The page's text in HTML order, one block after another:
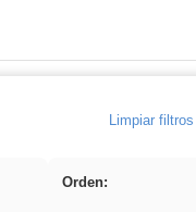
Limpiar filtros
Orden: